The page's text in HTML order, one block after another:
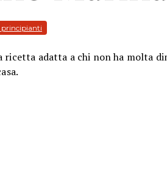
principianti
ricetta adatta a chi non ha molta